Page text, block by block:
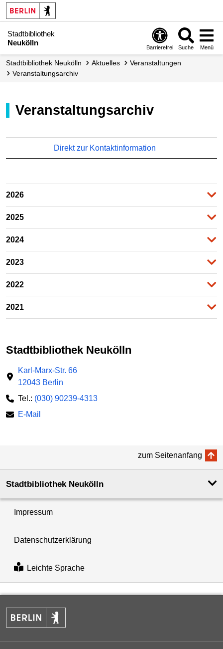
Stadtbibliothek
Neukölln
Barrierefrei Suche Menü
Stadt­bibliothek Neukölln Aktuelles
Veranstaltungen
Veranstaltungsarchiv
Veranstaltungsarchiv
Direkt zur Kontaktinformation
2026
2025
2024
2023
2022
2021
Stadtbibliothek Neukölln
Karl-Marx-Str. 66
12043 Berlin
Tel.: (030) 90239-4313
E-Mail
zum Seitenanfang
Stadtbibliothek Neukölln
Impressum
Datenschutzerklärung
Leichte Sprache